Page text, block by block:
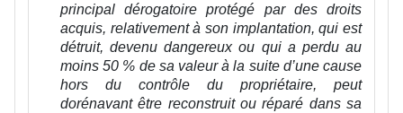
principal dérogatoire protégé par des droits
acquis, relativement à son implantation, qui est
détruit, devenu dangereux ou qui a perdu au
moins 50 % de sa valeur à la suite d’une cause
hors du contrôle du propriétaire, peut
dorénavant être reconstruit ou réparé dans sa